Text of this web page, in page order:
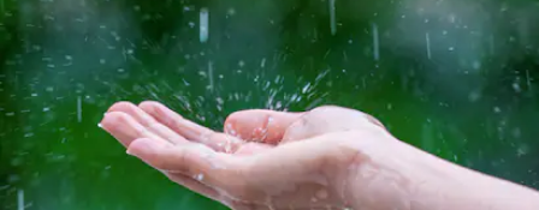
Infotechnology
Clase
Clima
Mundial 2026
Eventos Corporativos